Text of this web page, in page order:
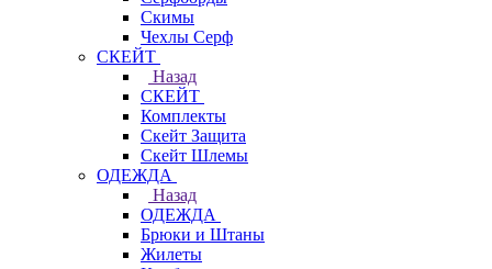
Скимы
Чехлы Cерф
СКЕЙТ
Назад
СКЕЙТ
Комплекты
Скейт Защита
Скейт Шлемы
ОДЕЖДА
Назад
ОДЕЖДА
Брюки и Штаны
Жилеты